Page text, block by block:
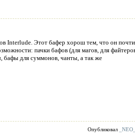
Interlude. Этот бафер хорош тем, что он
пачки бафов (для магов, для
бафы для суммонов, чанты, а так же
Опубликовал